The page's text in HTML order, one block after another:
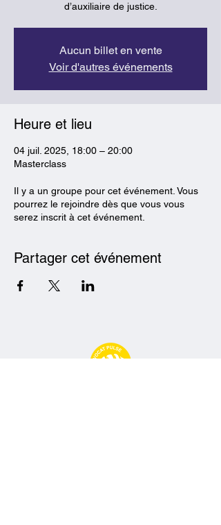
d’auxiliaire de justice.
Aucun billet en vente
Voir d'autres événements
Heure et lieu
04 juil. 2025, 18:00 – 20:00
Masterclass
Il y a un groupe pour cet événement. Vous
pourrez le rejoindre dès que vous vous
serez inscrit à cet événement.
Partager cet événement